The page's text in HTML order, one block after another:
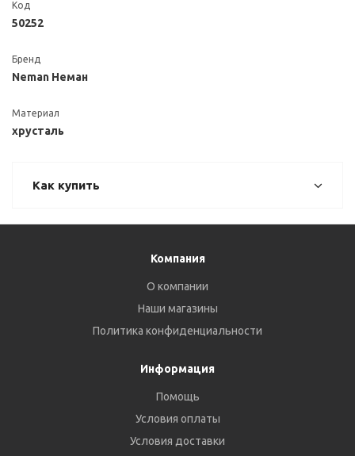
Код
50252
Бренд
Neman Неман
Материал
хрусталь
Как купить
Компания
О компании
Наши магазины
Политика конфиденциальности
Информация
Помощь
Условия оплаты
Условия доставки